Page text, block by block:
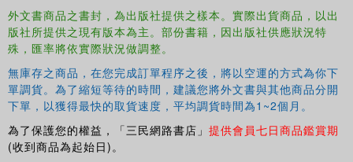
外文書商品之書封，為出版社提供之樣本。實際出貨商品，以出
版社所提供之現有版本為主。部份書籍，因出版社供應狀況特
殊，匯率將依實際狀況做調整。
無庫存之商品，在您完成訂單程序之後，將以空運的方式為你下
單調貨。為了縮短等待的時間，建議您將外文書與其他商品分開
下單，以獲得最快的取貨速度，平均調貨時間為1~2個月。
為了保護您的權益，「三民網路書店」 提供會員七日商品鑑賞期
(收到商品為起始日)。